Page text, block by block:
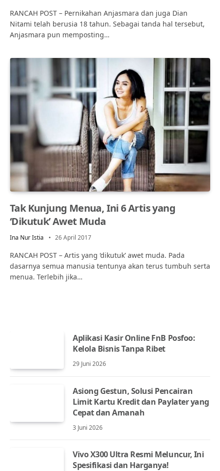
RANCAH POST – Pernikahan Anjasmara dan juga Dian
Nitami telah berusia 18 tahun. Sebagai tanda hal tersebut,
Anjasmara pun memposting…
Tak Kunjung Menua, Ini 6 Artis yang
‘Dikutuk’ Awet Muda
Ina Nur Istia 26 April 2017
RANCAH POST – Artis yang ‘dikutuk’ awet muda. Pada
dasarnya semua manusia tentunya akan terus tumbuh serta
menua. Terlebih jika…
Aplikasi Kasir Online FnB Posfoo:
Kelola Bisnis Tanpa Ribet
29 Juni 2026
Asiong Gestun, Solusi Pencairan
Limit Kartu Kredit dan Paylater yang
Cepat dan Amanah
3 Juni 2026
Vivo X300 Ultra Resmi Meluncur, Ini
Spesifikasi dan Harganya!